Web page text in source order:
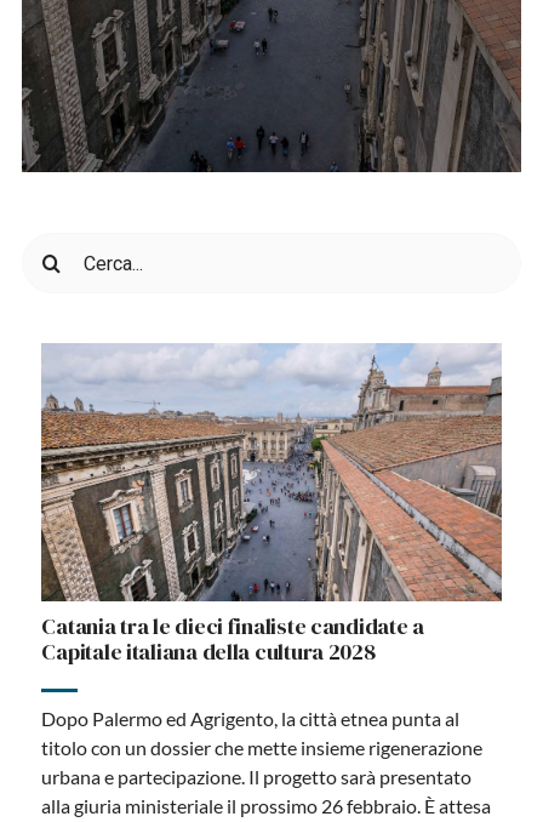
per:
Catania tra le dieci finaliste candidate a
Capitale italiana della cultura 2028
Dopo Palermo ed Agrigento, la città etnea punta al
titolo con un dossier che mette insieme rigenerazione
urbana e partecipazione. Il progetto sarà presentato
alla giuria ministeriale il prossimo 26 febbraio. È attesa